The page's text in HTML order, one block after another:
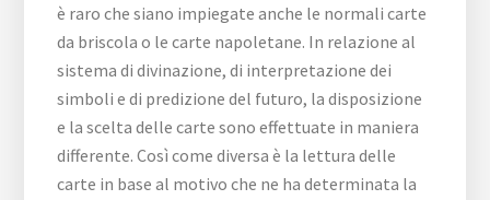
è raro che siano impiegate anche le normali carte
da briscola o le carte napoletane. In relazione al
sistema di divinazione, di interpretazione dei
simboli e di predizione del futuro, la disposizione
e la scelta delle carte sono effettuate in maniera
differente. Così come diversa è la lettura delle
carte in base al motivo che ne ha determinata la